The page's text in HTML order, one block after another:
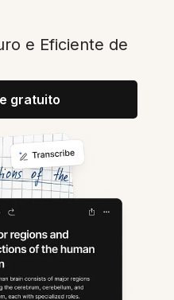
e Eficiente de
gratuito